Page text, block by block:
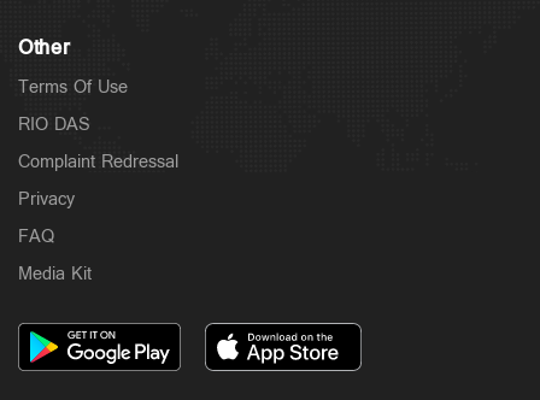
Other
Terms Of Use
RIO DAS
Complaint Redressal
Privacy
FAQ
Media Kit